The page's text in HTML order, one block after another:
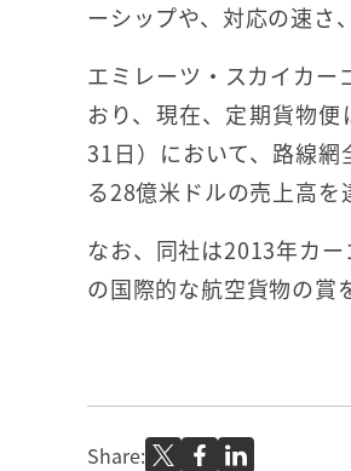
ーシップや、対応の速さ
エミレーツ・スカイカー
おり、現在、定期貨物
31日）において、路線
る28億米ドルの売上高を
なお、同社は2013年カ
の国際的な航空貨物の賞
Share: